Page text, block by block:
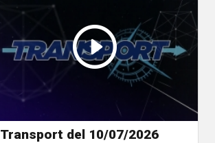
Transport del 10/07/2026